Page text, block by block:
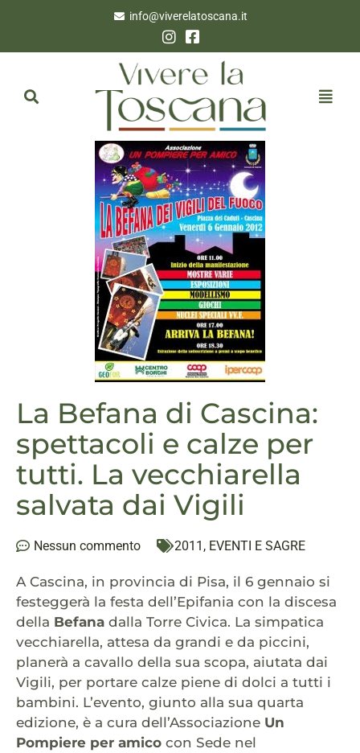
info@viverelatoscana.it
La Befana di Cascina:
spettacoli e calze per
tutti. La vecchiarella
salvata dai Vigili
Nessun commento 2011 , EVENTI E SAGRE
A Cascina, in provincia di Pisa, il 6 gennaio si
festeggerà la festa dell’Epifania con la discesa
della Befana dalla Torre Civica. La simpatica
vecchiarella, attesa da grandi e da piccini,
planerà a cavallo della sua scopa, aiutata dai
Vigili, per portare calze piene di dolci a tutti i
bambini. L’evento, giunto alla sua quarta
edizione, è a cura dell’Associazione Un
Pompiere per amico con Sede nel